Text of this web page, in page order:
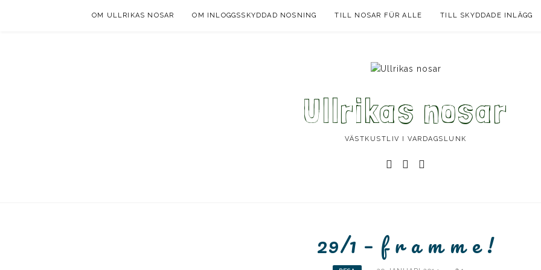
OM ULLRIKAS NOSAR OM INLOGGSSKYDDAD NOSNING TILL NOSAR FÜR ALLE TILL SKYDDADE INLÄGG
Ullrikas nosar
VÄSTKUSTLIV I VARDAGSLUNK
Instagram
Facebook
29/1 – f r a m m e !